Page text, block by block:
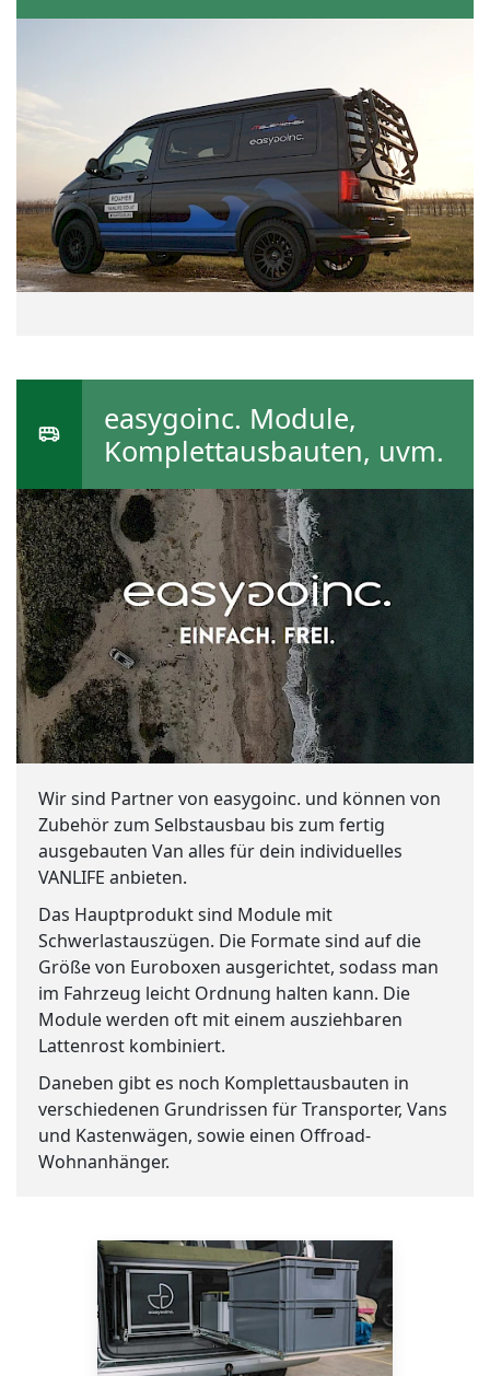
easygoinc. Module,
Komplettausbauten, uvm.
Wir sind Partner von easygoinc. und können von
Zubehör zum Selbstausbau bis zum fertig
ausgebauten Van alles für dein individuelles
VANLIFE anbieten.
Das Hauptprodukt sind Module mit
Schwerlastauszügen. Die Formate sind auf die
Größe von Euroboxen ausgerichtet, sodass man
im Fahrzeug leicht Ordnung halten kann. Die
Module werden oft mit einem ausziehbaren
Lattenrost kombiniert.
Daneben gibt es noch Komplettausbauten in
verschiedenen Grundrissen für Transporter, Vans
und Kastenwägen, sowie einen Offroad-
Wohnanhänger.